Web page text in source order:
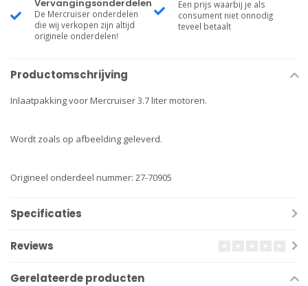
Vervangingsonderdelen
De Mercruiser onderdelen
die wij verkopen zijn altijd
originele onderdelen!
Een prijs waarbij je als
consument niet onnodig
teveel betaalt
Productomschrijving
Inlaatpakking voor Mercruiser 3.7 liter motoren.
Wordt zoals op afbeelding geleverd.
Origineel onderdeel nummer: 27-70905
Specificaties
Reviews
Gerelateerde producten